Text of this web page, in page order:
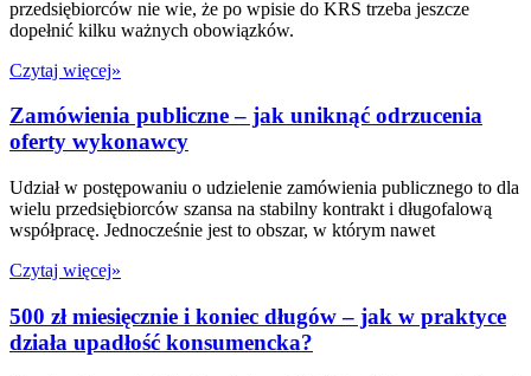
przedsiębiorców nie wie, że po wpisie do KRS trzeba jeszcze
dopełnić kilku ważnych obowiązków.
Czytaj więcej»
Zamówienia publiczne – jak uniknąć odrzucenia
oferty wykonawcy
Udział w postępowaniu o udzielenie zamówienia publicznego to dla
wielu przedsiębiorców szansa na stabilny kontrakt i długofalową
współpracę. Jednocześnie jest to obszar, w którym nawet
Czytaj więcej»
500 zł miesięcznie i koniec długów – jak w praktyce
działa upadłość konsumencka?